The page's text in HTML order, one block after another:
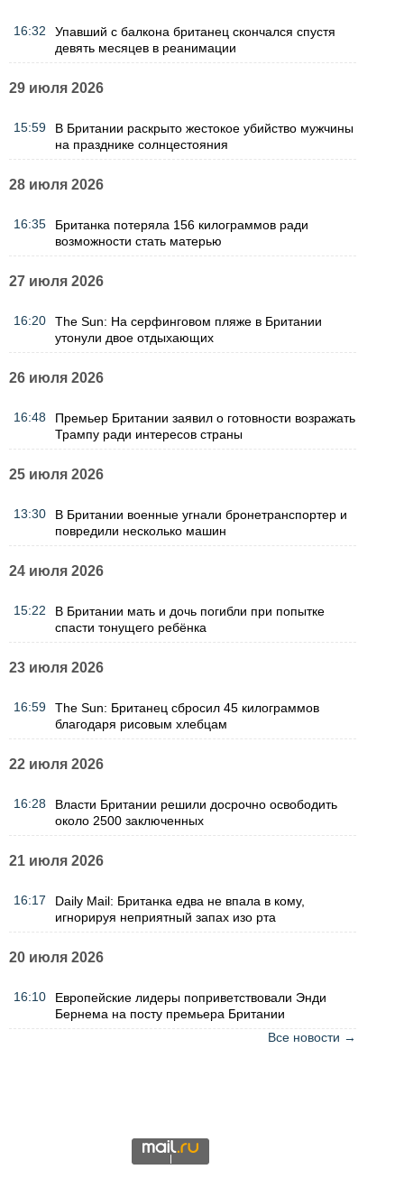
16:32
Упавший с балкона британец скончался спустя
девять месяцев в реанимации
29 июля 2026
15:59
В Британии раскрыто жестокое убийство мужчины
на празднике солнцестояния
28 июля 2026
16:35
Британка потеряла 156 килограммов ради
возможности стать матерью
27 июля 2026
16:20
The Sun: На серфинговом пляже в Британии
утонули двое отдыхающих
26 июля 2026
16:48
Премьер Британии заявил о готовности возражать
Трампу ради интересов страны
25 июля 2026
13:30
В Британии военные угнали бронетранспортер и
повредили несколько машин
24 июля 2026
15:22
В Британии мать и дочь погибли при попытке
спасти тонущего ребёнка
23 июля 2026
16:59
The Sun: Британец сбросил 45 килограммов
благодаря рисовым хлебцам
22 июля 2026
16:28
Власти Британии решили досрочно освободить
около 2500 заключенных
21 июля 2026
16:17
Daily Mail: Британка едва не впала в кому,
игнорируя неприятный запах изо рта
20 июля 2026
16:10
Европейские лидеры поприветствовали Энди
Бернема на посту премьера Британии
Все новости →